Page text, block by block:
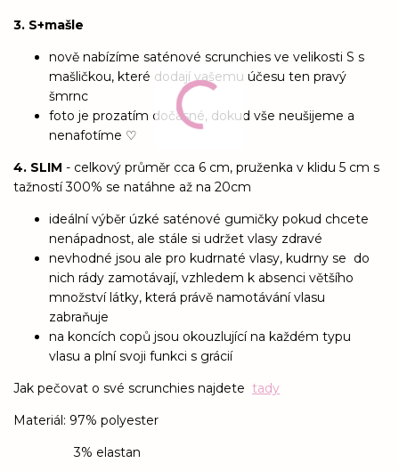
3. S+mašle
nově nabízíme saténové scrunchies ve velikosti S s
mašličkou, které dodají vašemu účesu ten pravý
šmrnc
foto je prozatím dočasné, dokud vše neušijeme a
nenafotíme ♡
4. SLIM - celkový průměr cca 6 cm, pruženka v klidu 5 cm s
tažností 300% se natáhne až na 20cm
ideální výběr úzké saténové gumičky pokud chcete
nenápadnost, ale stále si udržet vlasy zdravé
nevhodné jsou ale pro kudrnaté vlasy, kudrny se do
nich rády zamotávají, vzhledem k absenci většího
množství látky, která právě namotávání vlasu
zabraňuje
na koncích copů jsou okouzlující na každém typu
vlasu a plní svoji funkci s grácií
Jak pečovat o své scrunchies najdete tady
Materiál: 97% polyester
3% elastan